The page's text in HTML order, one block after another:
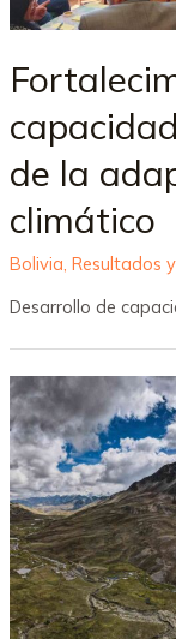
de la
climático
Bolivia Resultados
Desarrollo de